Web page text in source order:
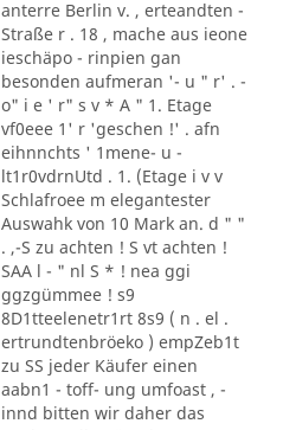
anterre Berlin v. , erteandten -
Straße r . 18 , mache aus ieone
ieschäpo - rinpien gan
besonden aufmeran '- u " r' . -
o" i e ' r" s v * A " 1. Etage
vf0eee 1' r 'geschen !' . afn
eihnnchts ' 1mene- u -
lt1r0vdrnUtd . 1. (Etage i v v
Schlafroee m elegantester
Auswahk von 10 Mark an. d " "
. ,-S zu achten ! S vt achten !
SAA l - " nl S * ! nea ggi
ggzgümmee ! s9
8D1tteelenetr1rt 8s9 ( n . el .
ertrundtenbröeko ) empZeb1t
zu SS jeder Käufer einen
aabn1 - toff- ung umfoast , -
innd bitten wir daher das